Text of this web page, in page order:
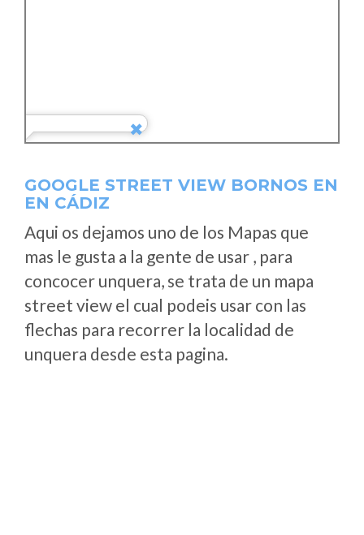
GOOGLE STREET VIEW BORNOS EN
EN CÁDIZ
Aqui os dejamos uno de los Mapas que
mas le gusta a la gente de usar , para
concocer unquera, se trata de un mapa
street view el cual podeis usar con las
flechas para recorrer la localidad de
unquera desde esta pagina.